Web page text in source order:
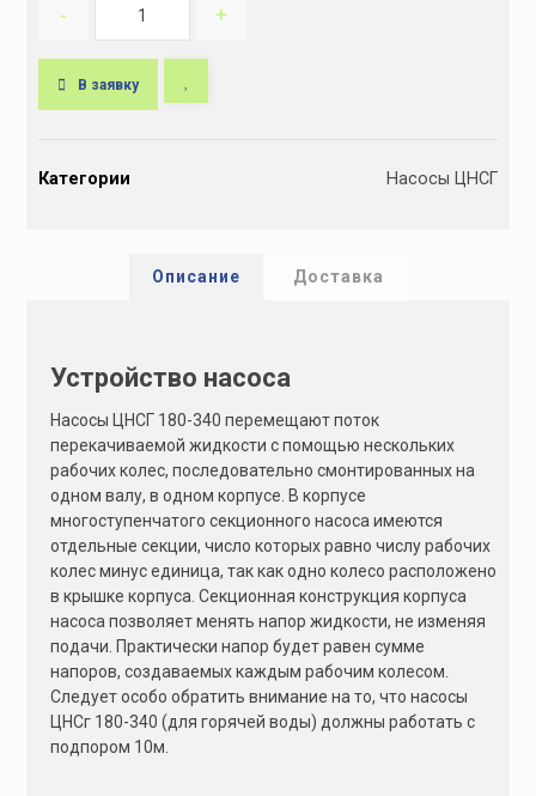
- +
В заявку
tКатегории Насосы ЦНСГ
Описание Доставка
Устройство насоса
Насосы ЦНСГ 180-340 перемещают поток
перекачиваемой жидкости с помощью нескольких
рабочих колес, последовательно смонтированных на
одном валу, в одном корпусе. В корпусе
многоступенчатого секционного насоса имеются
отдельные секции, число которых равно числу рабочих
колес минус единица, так как одно колесо расположено
в крышке корпуса. Секционная конструкция корпуса
насоса позволяет менять напор жидкости, не изменяя
подачи. Практически напор будет равен сумме
напоров, создаваемых каждым рабочим колесом.
Следует особо обратить внимание на то, что насосы
ЦНСг 180-340 (для горячей воды) должны работать с
подпором 10м.